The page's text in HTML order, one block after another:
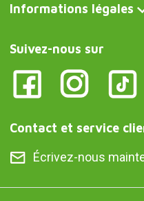
Informations légales
Suivez-nous sur
Contact et service
Écrivez-nous